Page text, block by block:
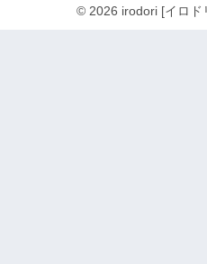
© 2026 irodori [イロド